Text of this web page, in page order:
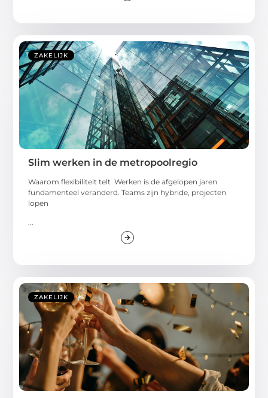
ZAKELIJK
Slim werken in de metropoolregio
Waarom flexibiliteit telt Werken is de afgelopen jaren
fundamenteel veranderd. Teams zijn hybride, projecten
lopen
...
ZAKELIJK